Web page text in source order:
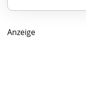
Anzeige